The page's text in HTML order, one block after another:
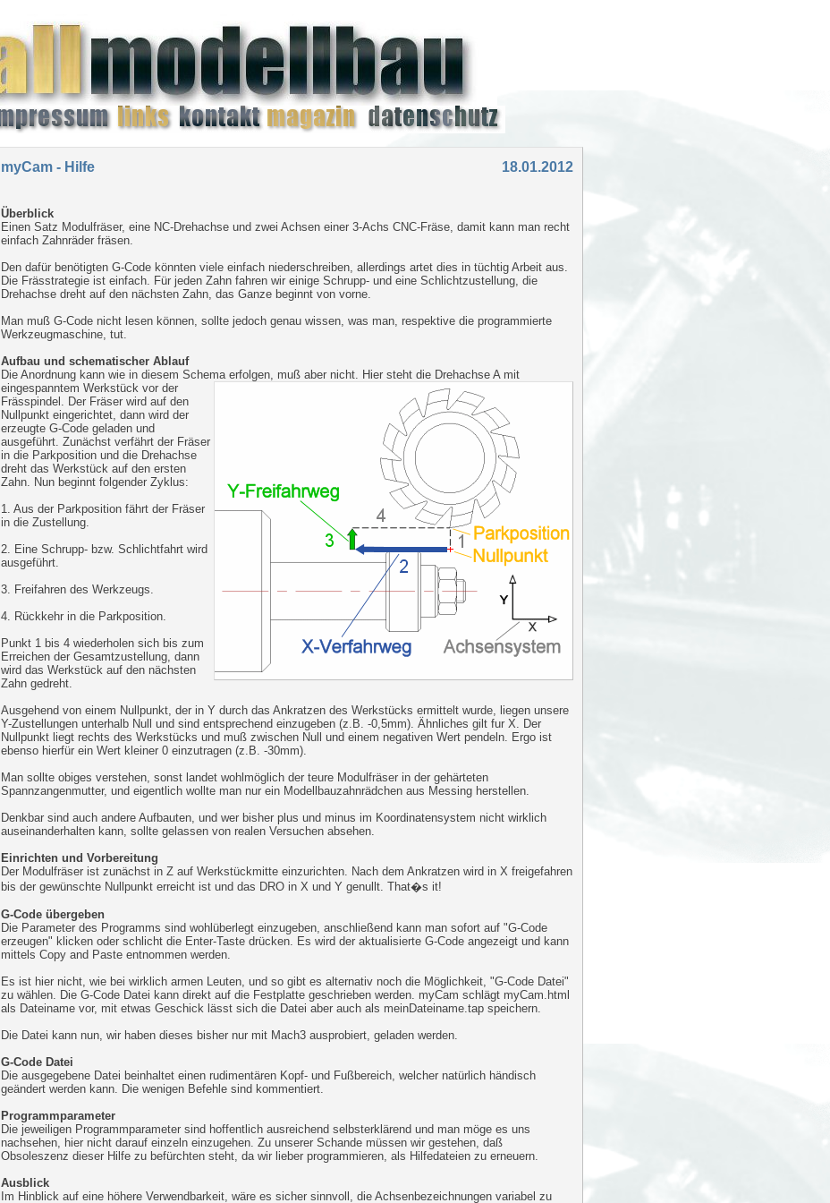
myCam - Hilfe 18.01.2012
Überblick
Einen Satz Modulfräser, eine NC-Drehachse und zwei Achsen einer 3-Achs CNC-Fräse, damit kann man recht
einfach Zahnräder fräsen.
Den dafür benötigten G-Code könnten viele einfach niederschreiben, allerdings artet dies in tüchtig Arbeit aus.
Die Frässtrategie ist einfach. Für jeden Zahn fahren wir einige Schrupp- und eine Schlichtzustellung, die
Drehachse dreht auf den nächsten Zahn, das Ganze beginnt von vorne.
Man muß G-Code nicht lesen können, sollte jedoch genau wissen, was man, respektive die programmierte
Werkzeugmaschine, tut.
Aufbau und schematischer Ablauf
Die Anordnung kann wie in diesem Schema erfolgen, muß aber nicht. Hier steht die Drehachse A mit
eingespanntem Werkstück vor der
Frässpindel. Der Fräser wird auf den
Nullpunkt eingerichtet, dann wird der
erzeugte G-Code geladen und
ausgeführt. Zunächst verfährt der Fräser
in die Parkposition und die Drehachse
dreht das Werkstück auf den ersten
Zahn. Nun beginnt folgender Zyklus:
1. Aus der Parkposition fährt der Fräser
in die Zustellung.
2. Eine Schrupp- bzw. Schlichtfahrt wird
ausgeführt.
3. Freifahren des Werkzeugs.
4. Rückkehr in die Parkposition.
Punkt 1 bis 4 wiederholen sich bis zum
Erreichen der Gesamtzustellung, dann
wird das Werkstück auf den nächsten
Zahn gedreht.
Ausgehend von einem Nullpunkt, der in Y durch das Ankratzen des Werkstücks ermittelt wurde, liegen unsere
Y-Zustellungen unterhalb Null und sind entsprechend einzugeben (z.B. -0,5mm). Ähnliches gilt fur X. Der
Nullpunkt liegt rechts des Werkstücks und muß zwischen Null und einem negativen Wert pendeln. Ergo ist
ebenso hierfür ein Wert kleiner 0 einzutragen (z.B. -30mm).
Man sollte obiges verstehen, sonst landet wohlmöglich der teure Modulfräser in der gehärteten
Spannzangenmutter, und eigentlich wollte man nur ein Modellbauzahnrädchen aus Messing herstellen.
Denkbar sind auch andere Aufbauten, und wer bisher plus und minus im Koordinatensystem nicht wirklich
auseinanderhalten kann, sollte gelassen von realen Versuchen absehen.
Einrichten und Vorbereitung
Der Modulfräser ist zunächst in Z auf Werkstückmitte einzurichten. Nach dem Ankratzen wird in X freigefahren
bis der gewünschte Nullpunkt erreicht ist und das DRO in X und Y genullt. That�s it!
G-Code übergeben
Die Parameter des Programms sind wohlüberlegt einzugeben, anschließend kann man sofort auf "G-Code
erzeugen" klicken oder schlicht die Enter-Taste drücken. Es wird der aktualisierte G-Code angezeigt und kann
mittels Copy and Paste entnommen werden.
Es ist hier nicht, wie bei wirklich armen Leuten, und so gibt es alternativ noch die Möglichkeit, "G-Code Datei"
zu wählen. Die G-Code Datei kann direkt auf die Festplatte geschrieben werden. myCam schlägt myCam.html
als Dateiname vor, mit etwas Geschick lässt sich die Datei aber auch als meinDateiname.tap speichern.
Die Datei kann nun, wir haben dieses bisher nur mit Mach3 ausprobiert, geladen werden.
G-Code Datei
Die ausgegebene Datei beinhaltet einen rudimentären Kopf- und Fußbereich, welcher natürlich händisch
geändert werden kann. Die wenigen Befehle sind kommentiert.
Programmparameter
Die jeweiligen Programmparameter sind hoffentlich ausreichend selbsterklärend und man möge es uns
nachsehen, hier nicht darauf einzeln einzugehen. Zu unserer Schande müssen wir gestehen, daß
Obsoleszenz dieser Hilfe zu befürchten steht, da wir lieber programmieren, als Hilfedateien zu erneuern.
Ausblick
Im Hinblick auf eine höhere Verwendbarkeit, wäre es sicher sinnvoll, die Achsenbezeichnungen variabel zu